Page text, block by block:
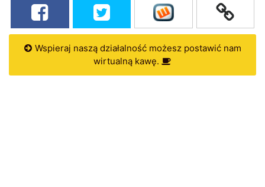
Wspieraj naszą działalność możesz postawić nam
wirtualną kawę.